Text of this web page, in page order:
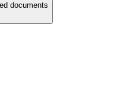
documents